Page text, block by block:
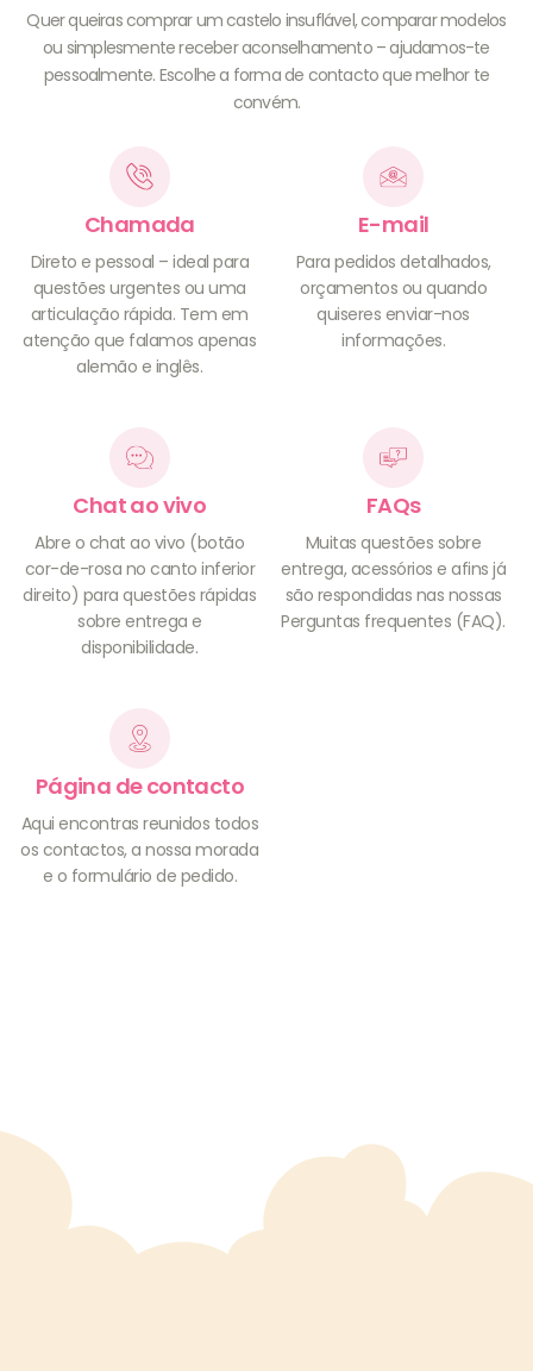
Quer queiras comprar um castelo insuflável, comparar modelos
ou simplesmente receber aconselhamento – ajudamos-te
pessoalmente. Escolhe a forma de contacto que melhor te
convém.
Chamada
Direto e pessoal – ideal para
questões urgentes ou uma
articulação rápida. Tem em
atenção que falamos apenas
alemão e inglês.
E-mail
Para pedidos detalhados,
orçamentos ou quando
quiseres enviar-nos
informações.
Chat ao vivo
Abre o chat ao vivo (botão
cor-de-rosa no canto inferior
direito) para questões rápidas
sobre entrega e
disponibilidade.
FAQs
Muitas questões sobre
entrega, acessórios e afins já
são respondidas nas nossas
Perguntas frequentes (FAQ).
Página de contacto
Aqui encontras reunidos todos
os contactos, a nossa morada
e o formulário de pedido.